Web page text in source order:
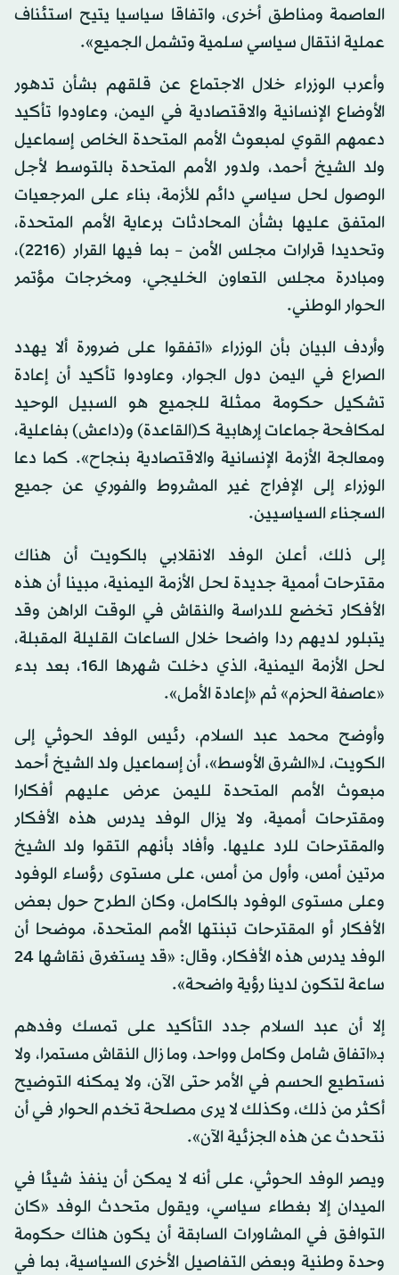
العاصمة ومناطق أخرى، واتفاقا سياسيا يتيح استئناف
عملية انتقال سياسي سلمية وتشمل الجميع».
وأعرب الوزراء خلال الاجتماع عن قلقهم بشأن تدهور
الأوضاع الإنسانية والاقتصادية في اليمن، وعاودوا تأكيد
دعمهم القوي لمبعوث الأمم المتحدة الخاص إسماعيل
ولد الشيخ أحمد، ولدور الأمم المتحدة بالتوسط لأجل
الوصول لحل سياسي دائم للأزمة، بناء على المرجعيات
المتفق عليها بشأن المحادثات برعاية الأمم المتحدة،
وتحديدا قرارات مجلس الأمن – بما فيها القرار (2216)،
ومبادرة مجلس التعاون الخليجي، ومخرجات مؤتمر
الحوار الوطني.
وأردف البيان بأن الوزراء «اتفقوا على ضرورة ألا يهدد
الصراع في اليمن دول الجوار، وعاودوا تأكيد أن إعادة
تشكيل حكومة ممثلة للجميع هو السبيل الوحيد
لمكافحة جماعات إرهابية كـ(القاعدة) و(داعش) بفاعلية،
ومعالجة الأزمة الإنسانية والاقتصادية بنجاح». كما دعا
الوزراء إلى الإفراج غير المشروط والفوري عن جميع
السجناء السياسيين.
إلى ذلك، أعلن الوفد الانقلابي بالكويت أن هناك
مقترحات أممية جديدة لحل الأزمة اليمنية، مبينا أن هذه
الأفكار تخضع للدراسة والنقاش في الوقت الراهن وقد
يتبلور لديهم ردا واضحا خلال الساعات القليلة المقبلة،
لحل الأزمة اليمنية، الذي دخلت شهرها الـ16، بعد بدء
«عاصفة الحزم» ثم «إعادة الأمل».
وأوضح محمد عبد السلام، رئيس الوفد الحوثي إلى
الكويت، لـ«الشرق الأوسط»، أن إسماعيل ولد الشيخ أحمد
مبعوث الأمم المتحدة لليمن عرض عليهم أفكارا
ومقترحات أممية، ولا يزال الوفد يدرس هذه الأفكار
والمقترحات للرد عليها. وأفاد بأنهم التقوا ولد الشيخ
مرتين أمس، وأول من أمس، على مستوى رؤساء الوفود
وعلى مستوى الوفود بالكامل، وكان الطرح حول بعض
الأفكار أو المقترحات تبنتها الأمم المتحدة، موضحا أن
الوفد يدرس هذه الأفكار، وقال: «قد يستغرق نقاشها 24
ساعة لتكون لدينا رؤية واضحة».
إلا أن عبد السلام جدد التأكيد على تمسك وفدهم
بـ«اتفاق شامل وكامل وواحد، وما زال النقاش مستمرا، ولا
نستطيع الحسم في الأمر حتى الآن، ولا يمكنه التوضيح
أكثر من ذلك، وكذلك لا يرى مصلحة تخدم الحوار في أن
نتحدث عن هذه الجزئية الآن».
ويصر الوفد الحوثي، على أنه لا يمكن أن ينفذ شيئا في
الميدان إلا بغطاء سياسي، ويقول متحدث الوفد «كان
التوافق في المشاورات السابقة أن يكون هناك حكومة
وحدة وطنية وبعض التفاصيل الأخرى السياسية، بما في